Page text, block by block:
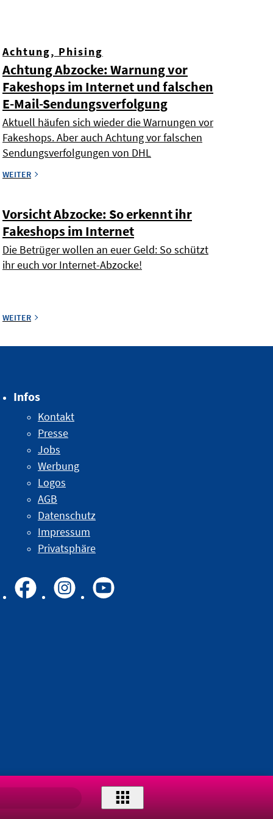
Achtung, Phising
Achtung Abzocke: Warnung vor
Fakeshops im Internet und falschen
E-Mail-Sendungsverfolgung
Aktuell häufen sich wieder die Warnungen vor
Fakeshops. Aber auch Achtung vor falschen
Sendungsverfolgungen von DHL
WEITER
Vorsicht Abzocke: So erkennt ihr
Fakeshops im Internet
Die Betrüger wollen an euer Geld: So schützt
ihr euch vor Internet-Abzocke!
WEITER
Infos
Kontakt
Presse
Jobs
Werbung
Logos
AGB
Datenschutz
Impressum
Privatsphäre